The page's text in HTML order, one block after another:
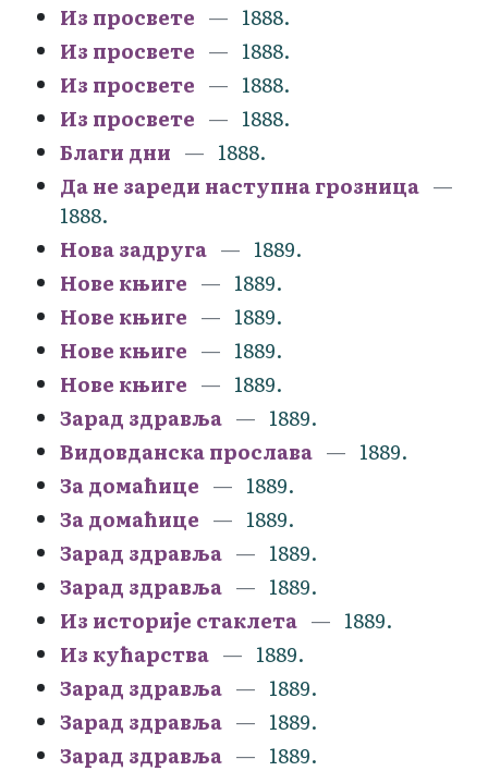
Из просвете
1888.
Из просвете
1888.
Из просвете
1888.
Из просвете
1888.
Благи дни
1888.
Да не зареди наступна грозница
1888.
Нова задруга
1889.
Нове књиге
1889.
Нове књиге
1889.
Нове књиге
1889.
Нове књиге
1889.
Зарад здравља
1889.
Видовданска прослава
1889.
За домаћице
1889.
За домаћице
1889.
Зарад здравља
1889.
Зарад здравља
1889.
Из историје стаклета
1889.
Из кућарства
1889.
Зарад здравља
1889.
Зарад здравља
1889.
Зарад здравља
1889.